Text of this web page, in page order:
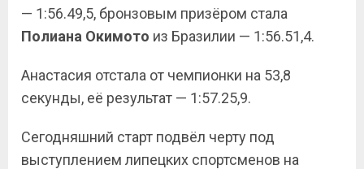
— 1:56.49,5, бронзовым призёром стала
Полиана Окимото из Бразилии — 1:56.51,4.
Анастасия отстала от чемпионки на 53,8
секунды, её результат — 1:57.25,9.
Сегодняшний старт подвёл черту под
выступлением липецких спортсменов на